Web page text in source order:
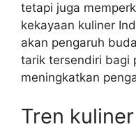
tetapi juga
kekayaan kuliner
akan pengaruh
tarik tersendiri bagi
meningkatkan
Tren kuliner